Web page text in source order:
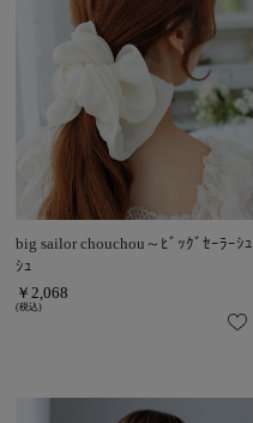
big sailor chouchou～ﾋﾞｯｸﾞｾｰﾗｰｼｭ
ｼｭ
￥2,068
(税込)